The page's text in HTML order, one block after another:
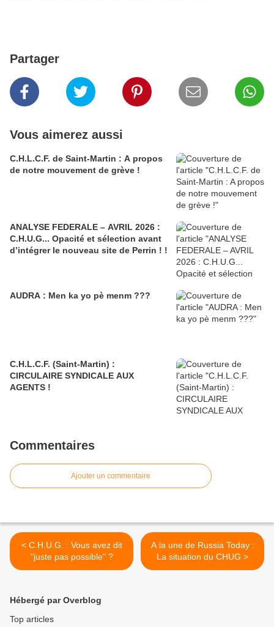
Partager
Vous aimerez aussi
C.H.L.C.F. de Saint-Martin : A propos
de notre mouvement de grève !
ANALYSE FEDERALE – AVRIL 2026 :
C.H.U.G... Opacité et sélection avant
d’intégrer le nouveau site de Perrin ! !
AUDRA : Men ka yo pè menm ???
C.H.L.C.F. (Saint-Martin) :
CIRCULAIRE SYNDICALE AUX
AGENTS !
Commentaires
Ajouter un commentaire
< C.H.U.G. : Vous avez dit
"juste pas possible" ?
A la une de Russia Today :
La situation du CHUG >
Hébergé par Overblog
Top articles